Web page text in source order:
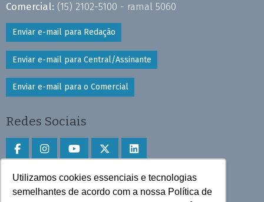
Utilizamos cookies essenciais e tecnologias
semelhantes de acordo com a nossa Política de
Comercial: (15) 2102-5100 - ramal 5060
Enviar e-mail para Redação
Enviar e-mail para Central/Assinante
Enviar e-mail para o Comercial
Redes Sociais
Faça download do aplicativo